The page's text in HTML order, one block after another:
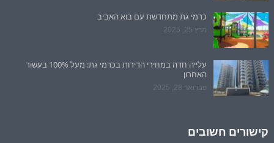
כרמי גת מתחדשת עם בוא האביב
מרץ 25, 2025
עלייה חדה במחירי הדירות בכרמי גת: מעל 100% בעשור
האחרון
פברואר 28, 2025
קישורים חשובים